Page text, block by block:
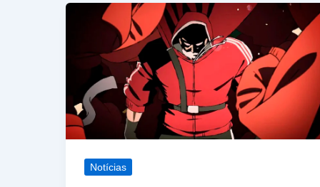
Notícias